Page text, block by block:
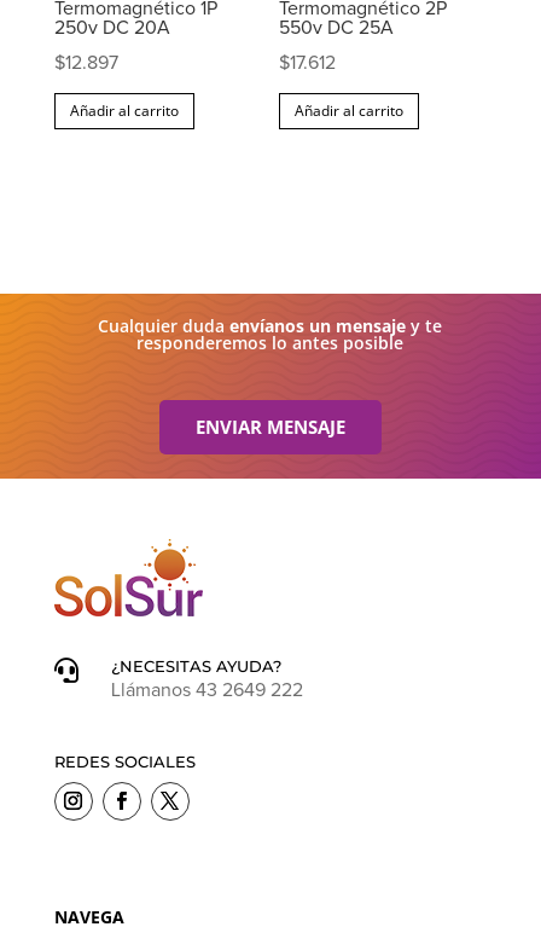
Termomagnético 1P
250v DC 20A
$12.897
Añadir al carrito
Termomagnético 2P
550v DC 25A
$17.612
Añadir al carrito
Cualquier dudaenvíanos un mensaje y te
responderemos lo antes posible
ENVIAR MENSAJE

¿NECESITAS AYUDA?
Llámanos 43 2649 222
REDES SOCIALES
NAVEGA